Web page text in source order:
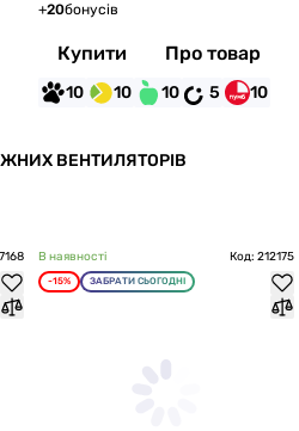
+20бонусів
Купити Про товар
10 10 10 5 10
ВЕНТИЛЯТОРІВ
В наявності Код: 212175
-15% ЗАБРАТИ СЬОГОДНІ